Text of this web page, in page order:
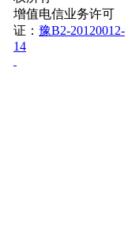
增值电信业务许可
证： 豫B2-20120012-
14